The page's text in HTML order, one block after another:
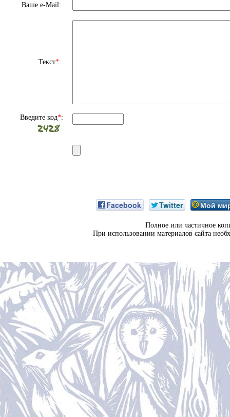
Ваше e-Mail:
Текст*:
Введите код*:
Facebook Twitter Мой
Полное или частичное
При использовании материалов сайта